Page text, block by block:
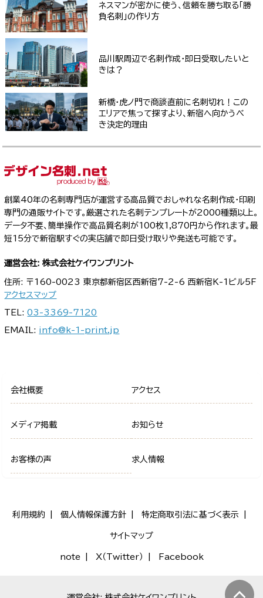
ネスマンが密かに使う、信頼を勝ち取る「勝
負名刺」の作り方
品川駅周辺で名刺作成・即日受取したいと
きは？
新橋・虎ノ門で商談直前に名刺切れ！この
エリアで焦って探すより、新宿へ向かうべ
き決定的理由
創業40年の名刺専門店が運営する高品質でおしゃれな名刺作成・印刷
専門の通販サイトです。厳選された名刺テンプレートが2000種類以上。
データ不要、簡単操作で高品質名刺が100枚1,870円から作れます。最
短15分で新宿駅すぐの実店舗で即日受け取りや発送も可能です。
運営会社: 株式会社ケイワンプリント
住所: 〒160-0023 東京都新宿区西新宿7-2-6 西新宿K-1ビル5F
アクセスマップ
TEL:03-3369-7120
EMAIL: info@k-1-print.jp
会社概要 アクセス
メディア掲載 お知らせ
お客様の声 求人情報
利用規約 個人情報保護方針 特定商取引法に基づく表示
サイトマップ
note X（Twitter） Facebook